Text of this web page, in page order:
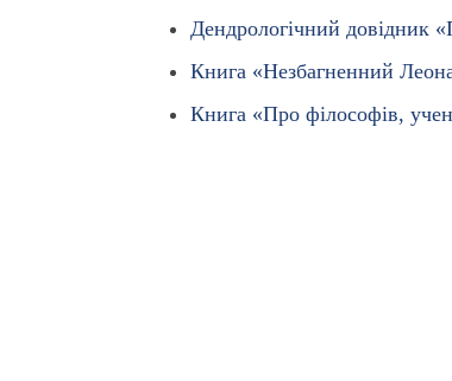
Дендрологічний довідник
Книга «Незбагненний
Книга «Про філософів,